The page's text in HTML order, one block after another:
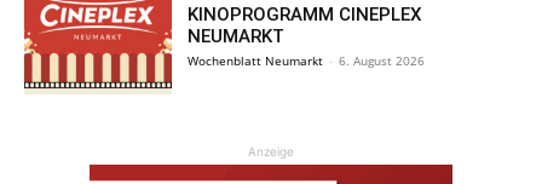
KINOPROGRAMM CINEPLEX
NEUMARKT
Wochenblatt Neumarkt - 6. August 2026
Anzeige